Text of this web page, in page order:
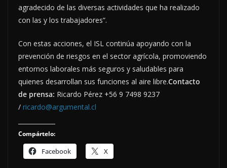
agradecido de las diversas actividades que ha realizado
con las y los trabajadores”.
Con estas acciones, el ISL continúa apoyando con la
prevención de riesgos en el sector agrícola, promoviendo
entornos laborales más seguros y saludables para
quienes desarrollan sus funciones al aire libre.Contacto
de prensa: Ricardo Pérez +56 9 7498 9237
/ ricardo@argumental.cl
Compártelo:
Facebook X